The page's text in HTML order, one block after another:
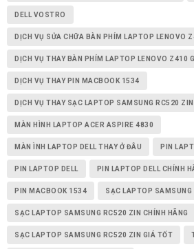
DELL VOSTRO
DỊCH VỤ SỬA CHỮA BÀN PHÍM LAPTOP LENOVO
DỊCH VỤ THAY BÀN PHÍM LAPTOP LENOVO Z410
DỊCH VỤ THAY PIN MACBOOK 1534
DỊCH VỤ THAY SẠC LAPTOP SAMSUNG RC520 ZIN
MÀN HÌNH LAPTOP ACER ASPIRE 4830
MÀN ÌNH LAPTOP DELL THAY Ở ĐÂU PIN
PIN LAPTOP DELL PIN LAPTOP DELL CHÍNH
PIN MACBOOK 1534 SẠC LAPTOP SAMSUNG
SẠC LAPTOP SAMSUNG RC520 ZIN CHÍNH HÃNG
SẠC LAPTOP SAMSUNG RC520 ZIN GIÁ TỐT